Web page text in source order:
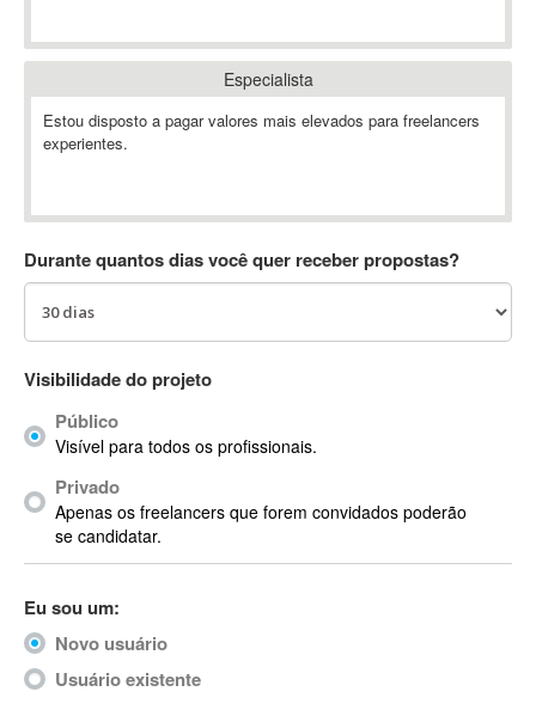
Ableton
Ableton Push
Abstract
AC3
ACID Pro
ACPI
Acrobat
Acrobat X
Acronis
ACT
Actimize
ActionScript
ActionScript 3
Especialista
Estou disposto a pagar valores mais elevados para freelancers
experientes.
Durante quantos dias você quer receber propostas?
Visibilidade do projeto
Público
Visível para todos os profissionais.
Privado
Apenas os freelancers que forem convidados poderão
se candidatar.
Eu sou um:
Novo usuário
Usuário existente